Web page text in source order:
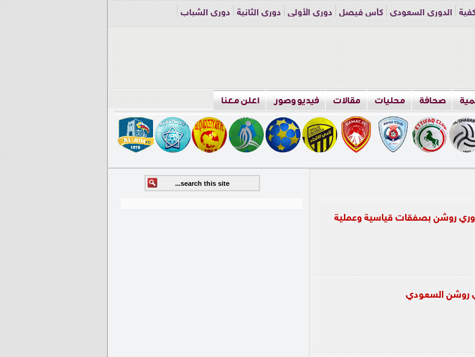
الدوري السعودي كأس فيصل دوري الأولى دوري الثانية
دوري الشباب
صحافة محليات مقالات فيديو وصور اعلن معنا
روشن بصفقات قياسية وعملية
روشن السعودي